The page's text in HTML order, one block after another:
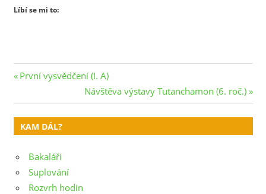
Líbí se mi to:
Navigace
pro
příspěvek
Previous
První vysvědčení (I. A)
Next
Post:
Návštěva výstavy Tutanchamon (6. roč.)
KAM DÁL?
Bakaláři
Suplování
Rozvrh hodin